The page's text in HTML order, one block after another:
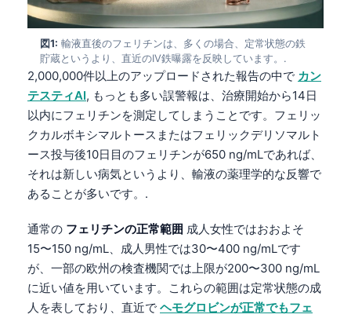
図1: 輸液直後のフェリチンは、多くの場合、定常状態の鉄
貯蔵というより、直近のIV鉄曝露を反映しています。.
2,000,000件以上のアップロードされた報告の中で カン
テスティAI, もっとも多い誤警報は、治療開始から14日
以内にフェリチンを測定してしまうことです。フェリッ
クカルボキシマルトースまたはフェリックデリソマルト
ース投与後10日目のフェリチンが650 ng/mLであれば、
それは新しい病気というより、輸液の薬理学的な反響で
あることが多いです。.
通常の フェリチンの正常範囲 成人女性ではおおよそ
15〜150 ng/mL、成人男性では30〜400 ng/mLです
が、一部の欧州の検査機関では上限が200〜300 ng/mL
に近い値を用いています。これらの範囲は定常状態の成
人を表しており、直近で ヘモグロビンが正常でもフェ